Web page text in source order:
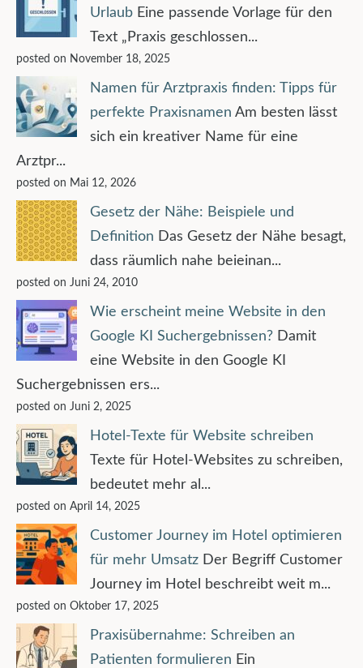
Urlaub Eine passende Vorlage für den
Text „Praxis geschlossen...
posted on November 18, 2025
Namen für Arztpraxis finden: Tipps für
perfekte Praxisnamen Am besten lässt
sich ein kreativer Name für eine
Arztpr...
posted on Mai 12, 2026
Gesetz der Nähe: Beispiele und
Definition Das Gesetz der Nähe besagt,
dass räumlich nahe beieinan...
posted on Juni 24, 2010
Wie erscheint meine Website in den
Google KI Suchergebnissen? Damit
eine Website in den Google KI
Suchergebnissen ers...
posted on Juni 2, 2025
Hotel-Texte für Website schreiben
Texte für Hotel-Websites zu schreiben,
bedeutet mehr al...
posted on April 14, 2025
Customer Journey im Hotel optimieren
für mehr Umsatz Der Begriff Customer
Journey im Hotel beschreibt weit m...
posted on Oktober 17, 2025
Praxisübernahme: Schreiben an
Patienten formulieren Ein